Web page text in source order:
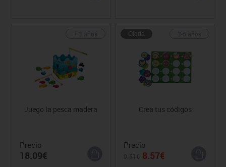
Juego la pesca madera
Precio
18.09€
Oferta
Crea tus códigos
Precio
8.57€